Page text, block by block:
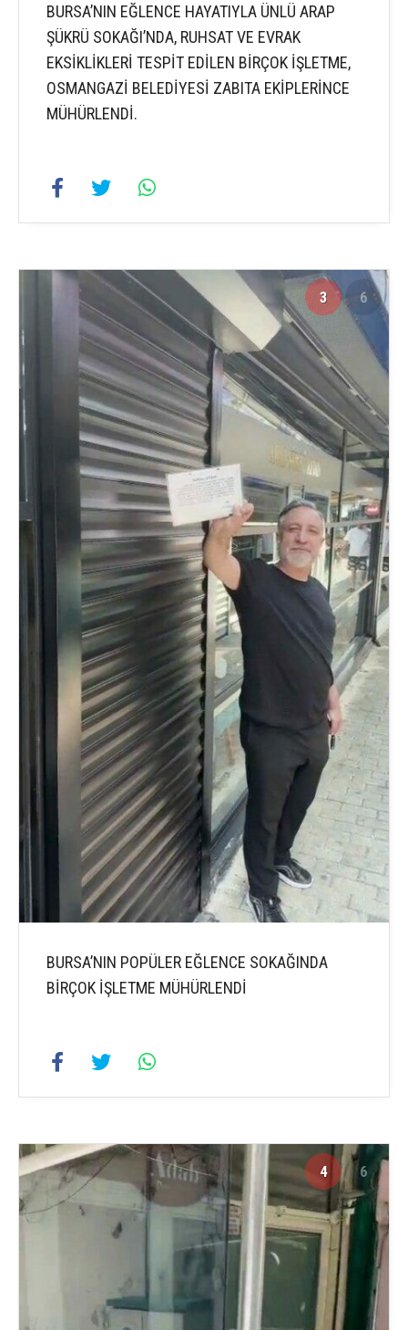
BURSA’NIN EĞLENCE HAYATIYLA ÜNLÜ ARAP
ŞÜKRÜ SOKAĞI’NDA, RUHSAT VE EVRAK
EKSİKLİKLERİ TESPİT EDİLEN BİRÇOK İŞLETME,
OSMANGAZİ BELEDİYESİ ZABITA EKİPLERİNCE
MÜHÜRLENDİ.
3 6
BURSA’NIN POPÜLER EĞLENCE SOKAĞINDA
BİRÇOK İŞLETME MÜHÜRLENDİ
4 6